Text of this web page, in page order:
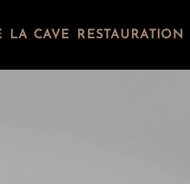
LA CAVE RESTAURATION